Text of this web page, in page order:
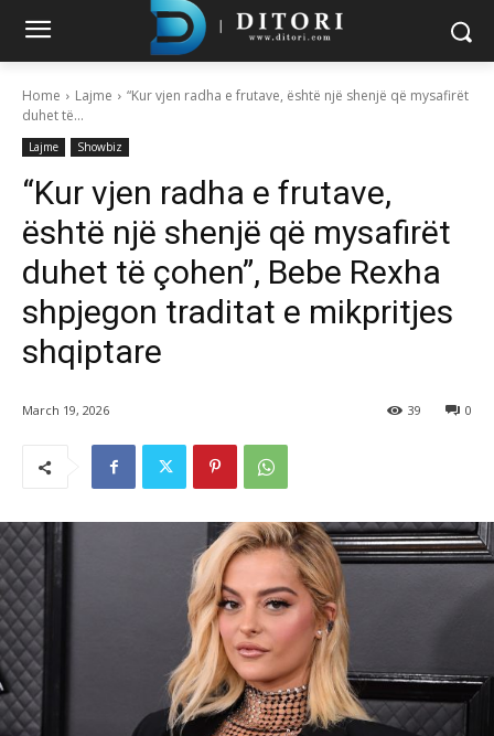
Home Lajme
“Kur vjen radha e frutave, është një shenjë që mysafirët
duhet të...
Lajme Showbiz
“Kur vjen radha e frutave,
është një shenjë që mysafirët
duhet të çohen”, Bebe Rexha
shpjegon traditat e mikpritjes
shqiptare
March 19, 2026 0
39